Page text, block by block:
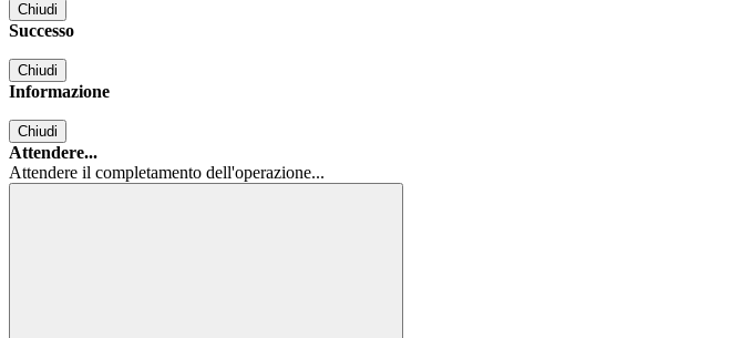
Chiudi
Successo
Chiudi
Informazione
Chiudi
Attendere...
Attendere il completamento dell'operazione...